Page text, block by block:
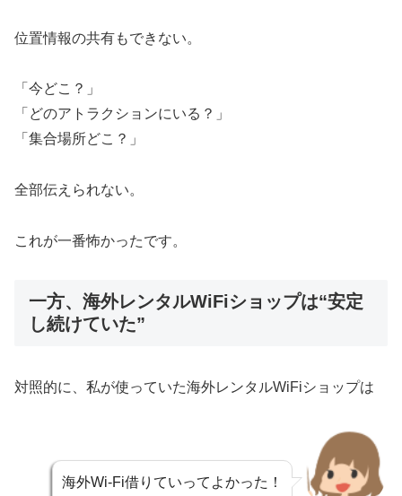
位置情報の共有もできない。
「今どこ？」
「どのアトラクションにいる？」
「集合場所どこ？」
全部伝えられない。
これが一番怖かったです。
一方、海外レンタルWiFiショップは“安定
し続けていた”
対照的に、私が使っていた海外レンタルWiFiショップは
海外Wi-Fi借りていってよかった！